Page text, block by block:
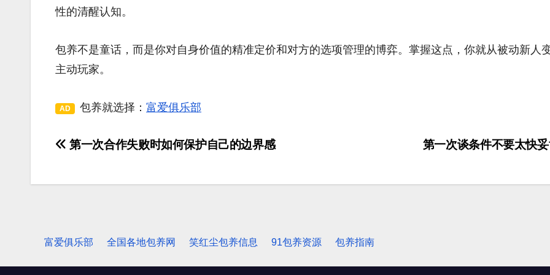
性的清醒认知。
包养不是童话，而是你对自身价值的精准定价和对方的选项管理的博弈。掌握这点，你就从被动新人
主动玩家。
AD 包养就选择： 富爱俱乐部
第一次谈条件不要太快
第一次合作失败时如何保护自己的边界感
富爱俱乐部 全国各地包养网 笑红尘包养信息 91包养资源 包养指南